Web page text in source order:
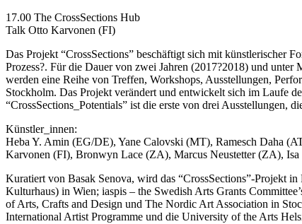
17.00 The CrossSections Hub
Talk Otto Karvonen (FI)
Das Projekt “CrossSections” beschäftigt sich mit künstlerischer
Prozess?. Für die Dauer von zwei Jahren (2017?2018) und
werden eine Reihe von Treffen, Workshops, Ausstellungen,
Stockholm. Das Projekt verändert und entwickelt sich im Laufe
“CrossSections_Potentials” ist die erste von drei Ausstellungen,
Künstler_innen:
Heba Y. Amin (EG/DE), Yane Calovski (MT), Ramesch Daha
Karvonen (FI), Bronwyn Lace (ZA), Marcus Neustetter (ZA),
Kuratiert von Basak Senova, wird das “CrossSections”-Projekt
Kulturhaus) in Wien; iaspis – the Swedish Arts Grants
of Arts, Crafts and Design und The Nordic Art Association in
International Artist Programme und die University of the Arts